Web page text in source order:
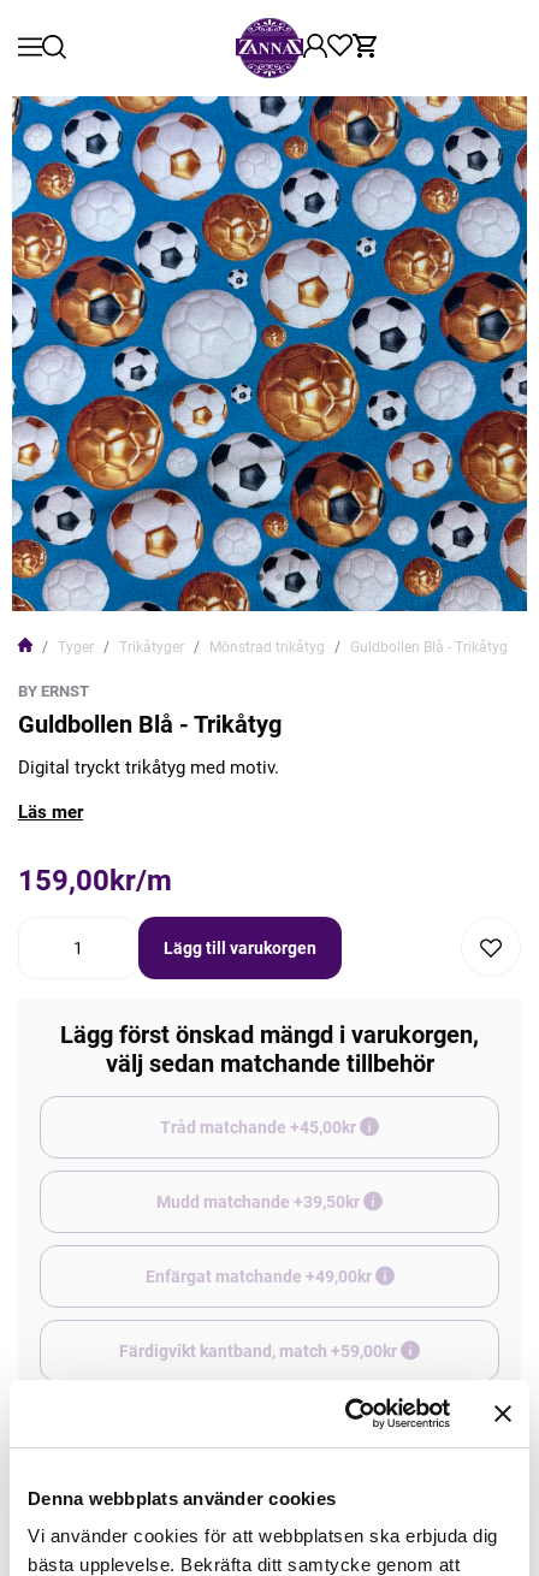
Denna webbplats använder cookies
Vi använder cookies för att webbplatsen ska erbjuda dig
bästa upplevelse. Bekräfta ditt samtycke genom att
Tyger Trikåtyger Mönstrad trikåtyg Guldbollen Blå - Trikåtyg
BY ERNST
Guldbollen Blå - Trikåtyg
Digital tryckt trikåtyg med motiv.
Läs mer
159,00kr/m
Lägg till varukorgen
Lägg först önskad mängd i varukorgen,
välj sedan matchande tillbehör
Tråd matchande +45,00kr
Mudd matchande +39,50kr
Enfärgat matchande +49,00kr
Färdigvikt kantband, match +59,00kr
4 st Matchande Overlocktråd +100,00kr
Finns i lager
Minsta beställning: 0.5 m